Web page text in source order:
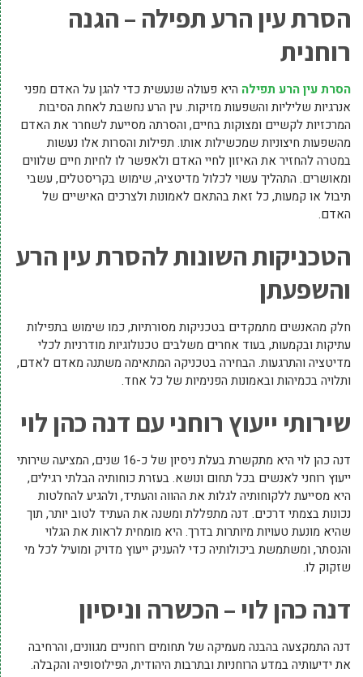
הסרת עין הרע תפילה – הגנה
רוחנית
הסרת עין הרע תפילה היא פעולה שנעשית כדי להגן על האדם מפני
אנרגיות שליליות והשפעות מזיקות. עין הרע נחשבת לאחת הסיבות
המרכזיות לקשיים ומצוקות בחיים, והסרתה מסייעת לשחרר את האדם
מהשפעות חיצוניות שמכשילות אותו. תפילות והסרות אלו נעשות
במטרה להחזיר את האיזון לחיי האדם ולאפשר לו לחיות חיים שלווים
ומאושרים. התהליך עשוי לכלול מדיטציה, שימוש בקריסטלים, עשבי
תיבול או קמעות, כל זאת בהתאם לאמונות ולצרכים האישיים של
האדם.
הטכניקות השונות להסרת עין הרע
והשפעתן
חלק מהאנשים מתמקדים בטכניקות מסורתיות, כמו שימוש בתפילות
עתיקות ובקמעות, בעוד אחרים משלבים טכנולוגיות מודרניות לכלי
מדיטציה והתרגעות. הבחירה בטכניקה המתאימה משתנה מאדם לאדם,
ותלויה בכמיהות ובאמונות הפנימיות של כל אחד.
שירותי ייעוץ רוחני עם דנה כהן לוי
דנה כהן לוי היא מתקשרת בעלת ניסיון של כ-16 שנים, המציעה שירותי
ייעוץ רוחני לאנשים בכל תחום ונושא. בעזרת כוחותיה הבלתי רגילים,
היא מסייעת ללקוחותיה לגלות את ההווה והעתיד, ולהגיע להחלטות
נכונות בצמתי דרכים. דנה מתפללת ומשנה את העתיד לטוב יותר, תוך
שהיא מונעת טעויות מיותרות בדרך. היא מומחית לראות את הגלוי
והנסתר, ומשתמשת ביכולותיה כדי להעניק ייעוץ מדויק ומועיל לכל מי
שזקוק לו.
דנה כהן לוי – הכשרה וניסיון
דנה התמקצעה בהבנה מעמיקה של תחומים רוחניים מגוונים, והרחיבה
את ידיעותיה במדע הרוחניות ובתרבות היהודית, הפילוסופיה והקבלה.